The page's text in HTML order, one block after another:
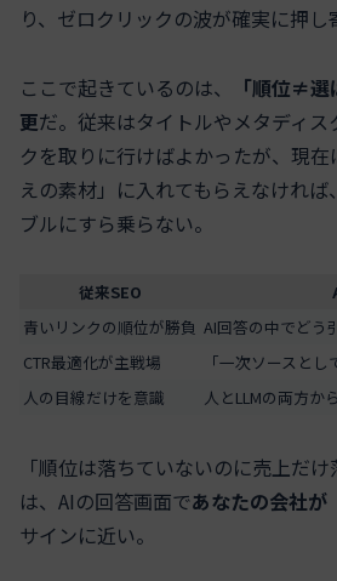
り、ゼロクリックの波が確実に押し
ここで起きているのは、
「順位≠
更だ。従来はタイトルやメタディス
クを取りに行けばよかったが、現
えの素材」に入れてもらえなけれ
ブルにすら乗らない。
従来SEO
青いリンクの順位が勝負 AI回答の中でどう
CTR最適化が主戦場
「一次ソースと
人の目線だけを意識
人とLLMの両方か
「順位は落ちていないのに売上だ
は、AIの回答画面であなたの会社が
サインに近い。